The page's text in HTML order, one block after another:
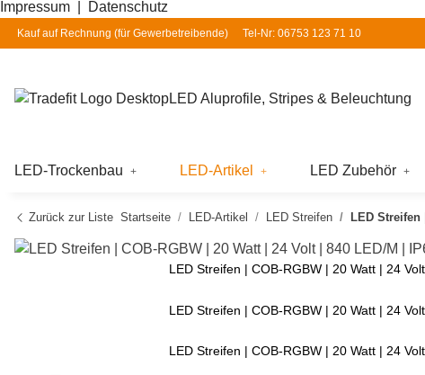
Impressum Datenschutz
Kauf auf Rechnung (für Gewerbetreibende) Tel-Nr: 06753 123 71 10
LED Aluprofile, Stripes & Beleuchtung
LED-Trockenbau LED-Artikel LED Zubehör
Zurück zur Liste Startseite LED-Artikel LED Streifen LED Streifen
LED Streifen | COB-RGBW | 20 Watt | 24
LED Streifen | COB-RGBW | 20 Watt | 24
LED Streifen | COB-RGBW | 20 Watt | 24